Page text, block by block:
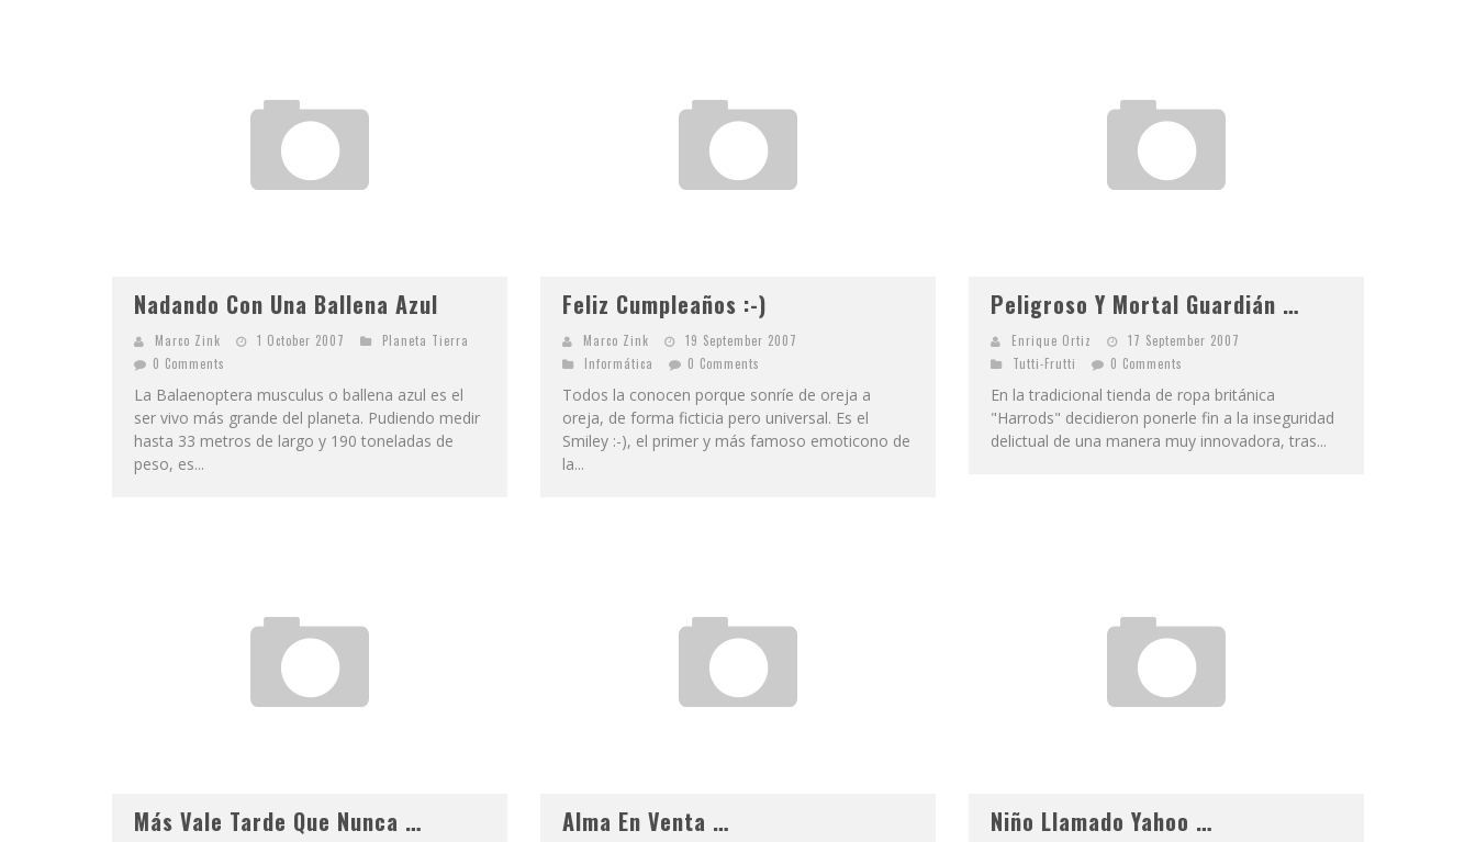
Nadando Con Una Ballena Azul
Marco Zink 1 October 2007
Planeta Tierra
0 Comments
La Balaenoptera musculus o ballena azul es el
ser vivo más grande del planeta. Pudiendo medir
hasta 33 metros de largo y 190 toneladas de
peso, es...
Feliz Cumpleaños :-)
Marco Zink
19 September 2007
Informática
0 Comments
Todos la conocen porque sonríe de oreja a
oreja, de forma ficticia pero universal. Es el
Smiley :-), el primer y más famoso emoticono de
la...
Peligroso Y Mortal Guardián …
Enrique Ortiz
17 September 2007
Tutti-Frutti
0 Comments
En la tradicional tienda de ropa británica
"Harrods" decidieron ponerle fin a la inseguridad
delictual de una manera muy innovadora, tras...
Más Vale Tarde Que Nunca … Alma En Venta … Niño Llamado Yahoo …